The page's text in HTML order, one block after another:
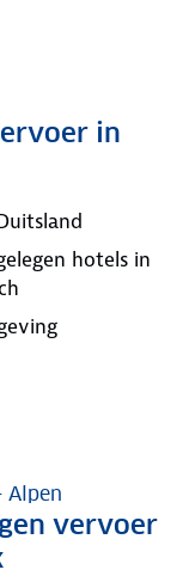
in
hotels in
Alpen
vervoer